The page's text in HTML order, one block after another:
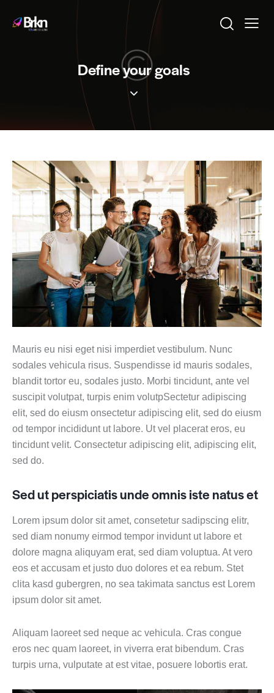
Define your goals
Mauris eu nisi eget nisi imperdiet vestibulum. Nunc
sodales vehicula risus. Suspendisse id mauris sodales,
blandit tortor eu, sodales justo. Morbi tincidunt, ante vel
suscipit volutpat, turpis enim volutpSectetur adipiscing
elit, sed do eiusm onsectetur adipiscing elit, sed do eiusm
od tempor incididunt ut labore. Ut vel placerat eros, eu
tincidunt velit. Consectetur adipiscing elit, adipiscing elit,
sed do.
Sed ut perspiciatis unde omnis iste natus et
Lorem ipsum dolor sit amet, consetetur sadipscing elitr,
sed diam nonumy eirmod tempor invidunt ut labore et
dolore magna aliquyam erat, sed diam voluptua. At vero
eos et accusam et justo duo dolores et ea rebum. Stet
clita kasd gubergren, no sea takimata sanctus est Lorem
ipsum dolor sit amet.
Aliquam laoreet sed neque ac vehicula. Cras congue
eros nec quam laoreet, in viverra erat bibendum. Cras
turpis urna, vulputate at est vitae, posuere lobortis erat.